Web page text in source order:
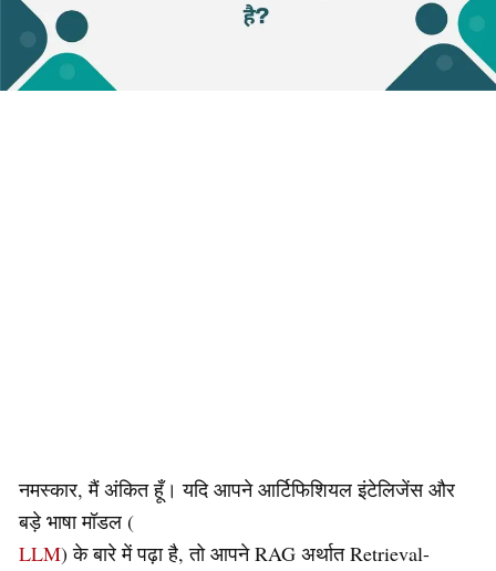
नमस्कार, मैं अंकित हूँ। यदि आपने आर्टिफिशियल इंटेलिजेंस और
बड़े भाषा मॉडल (
LLM) के बारे में पढ़ा है, तो आपने RAG अर्थात Retrieval-